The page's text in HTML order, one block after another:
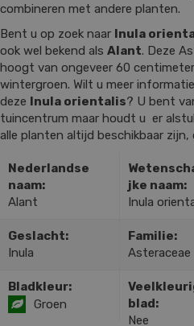
combineren met andere planten.
Bent u op zoek naar Inula
ook wel bekend als Alant. Deze
hoogt van ongeveer 60
wintergroen. Wilt u meer
deze Inula orientalis? U bent
tuincentrum maar houdt u er
alle planten altijd beschikbaar
Nederlandse
naam:
Alant
jke naam:
Inula
Geslacht:
Inula
Familie:
Asteraceae
Bladkleur:
Groen
blad:
Nee